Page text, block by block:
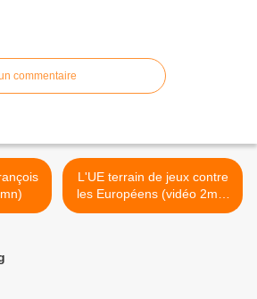
commentaire
L'UE terrain de jeux contre
les Européens (vidéo 2mn)
>